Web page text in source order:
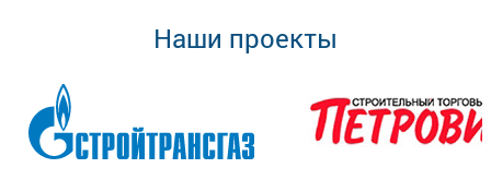
Наши проекты